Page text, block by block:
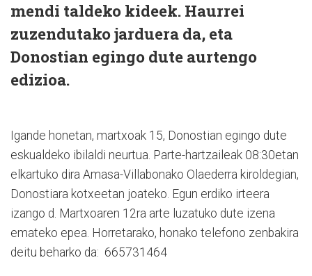
mendi taldeko kideek. Haurrei
zuzendutako jarduera da, eta
Donostian egingo dute aurtengo
edizioa.
Igande honetan, martxoak 15, Donostian egingo dute
eskualdeko ibilaldi neurtua. Parte-hartzaileak 08:30etan
elkartuko dira Amasa-Villabonako Olaederra kiroldegian,
Donostiara kotxeetan joateko. Egun erdiko irteera
izango d. Martxoaren 12ra arte luzatuko dute izena
emateko epea. Horretarako, honako telefono zenbakira
deitu beharko da: 665731464